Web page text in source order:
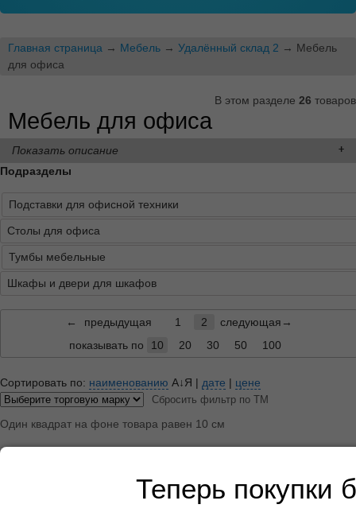
Теперь покупки
Главная страница → Мебель → Удалённый склад 2 → Мебель
для офиса
В этом разделе 26 товаров
Мебель для офиса
Показать описание
Подразделы
Подставки для офисной техники
Столы для офиса
Тумбы мебельные
Шкафы и двери для шкафов
← предыдущая 1 2
следующая→
показывать по
10 20 30 50 100
Сортировать по: наименованию А↓Я | дате | цене
Сбросить фильтр по ТМ
Один квадрат на фоне товара равен 10 см